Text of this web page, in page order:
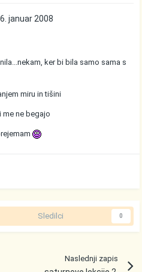
6. januar 2008
ker bi bila samo sama s
miru in tišini
me ne begajo
Sledilci 0
Naslednji zapis